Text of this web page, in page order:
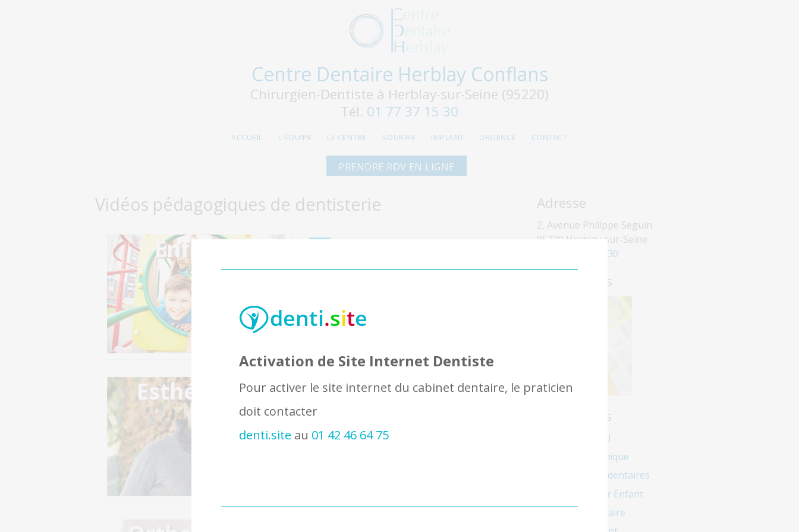
Centre Dentaire Herblay Conflans
Chirurgien-Dentiste à Herblay-sur-Seine (95220)
Tél. 01 77 37 15 30
ACCUEIL L'ÉQUIPE LE CENTRE SOURIRE IMPLANT URGENCE CONTACT
PRENDRE RDV EN LIGNE
Vidéos pédagogiques de dentisterie
Enfants
Esthétique Implant
Adresse
2, Avenue Philippe Seguin
95220 Herblay-sur-Seine
01 77 37 15 30
Plan d'accès
Explications
Dentiste CMU
Plateau technique
Les implants dentaires
Dentiste pour Enfant
Hygiène dentaire
Activation de Site Internet Dentiste
Pour activer le site internet du cabinet dentaire, le praticien
doit contacter
denti.site au 01 42 46 64 75